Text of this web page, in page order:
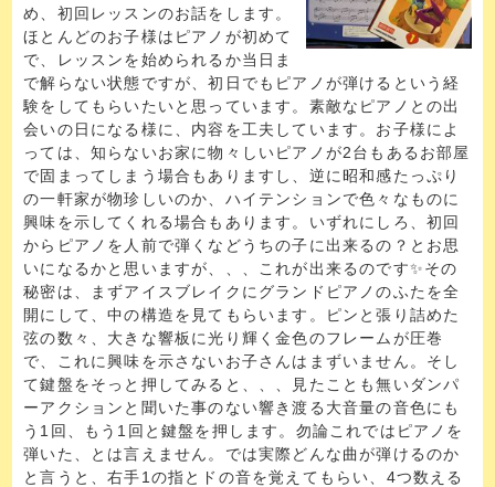
め、初回レッスンのお話をします。
ほとんどのお子様はピアノが初めて
で、レッスンを始められるか当日ま
で解らない状態ですが、初日でもピアノが弾けるという経
験をしてもらいたいと思っています。素敵なピアノとの出
会いの日になる様に、内容を工夫しています。お子様によ
っては、知らないお家に物々しいピアノが2台もあるお部屋
で固まってしまう場合もありますし、逆に昭和感たっぷり
の一軒家が物珍しいのか、ハイテンションで色々なものに
興味を示してくれる場合もあります。いずれにしろ、初回
からピアノを人前で弾くなどうちの子に出来るの？とお思
いになるかと思いますが、、、これが出来るのです✨その
秘密は、まずアイスブレイクにグランドピアノのふたを全
開にして、中の構造を見てもらいます。ピンと張り詰めた
弦の数々、大きな響板に光り輝く金色のフレームが圧巻
で、これに興味を示さないお子さんはまずいません。そし
て鍵盤をそっと押してみると、、、見たことも無いダンパ
ーアクションと聞いた事のない響き渡る大音量の音色にも
う1回、もう1回と鍵盤を押します。勿論これではピアノを
弾いた、とは言えません。では実際どんな曲が弾けるのか
と言うと、右手1の指とドの音を覚えてもらい、4つ数える